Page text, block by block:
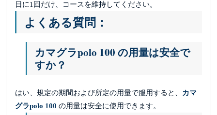
日に1回だけ、コースを維持してください。
よくある質問：
カマグラpolo 100 の用量は安全で
すか？
はい、規定の期間および所定の用量で服用すると、
カマ
グラpolo 100 の用量は安全に使用できます。